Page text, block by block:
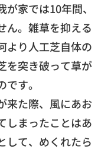
が家では10年間、
。 雑草を抑える
より人工芝自体の
を突き破って草が
す。
た際、 風にあお
しまったことはあ
て、 めくれたら